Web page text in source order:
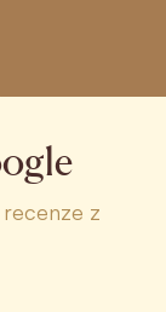
z